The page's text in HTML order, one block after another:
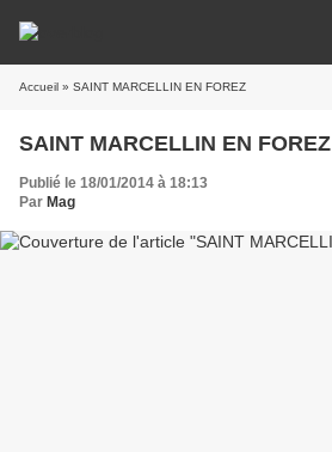
Accueil » SAINT MARCELLIN EN FOREZ
SAINT MARCELLIN EN FOREZ
Publié le 18/01/2014 à 18:13
Par Mag